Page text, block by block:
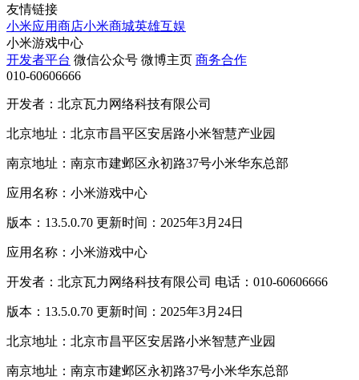
友情链接
小米应用商店小米商城英雄互娱
小米游戏中心
开发者平台 微信公众号 微博主页 商务合作
010-60606666
开发者：北京瓦力网络科技有限公司
北京地址：北京市昌平区安居路小米智慧产业园
南京地址：南京市建邺区永初路37号小米华东总部
应用名称：小米游戏中心
版本：13.5.0.70 更新时间：2025年3月24日
应用名称：小米游戏中心
开发者：北京瓦力网络科技有限公司 电话：010-60606666
版本：13.5.0.70 更新时间：2025年3月24日
北京地址：北京市昌平区安居路小米智慧产业园
南京地址：南京市建邺区永初路37号小米华东总部